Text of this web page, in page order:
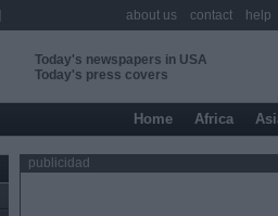
Today's newspapers in USA
Today's press covers
Home Africa
publicidad
about us contact help